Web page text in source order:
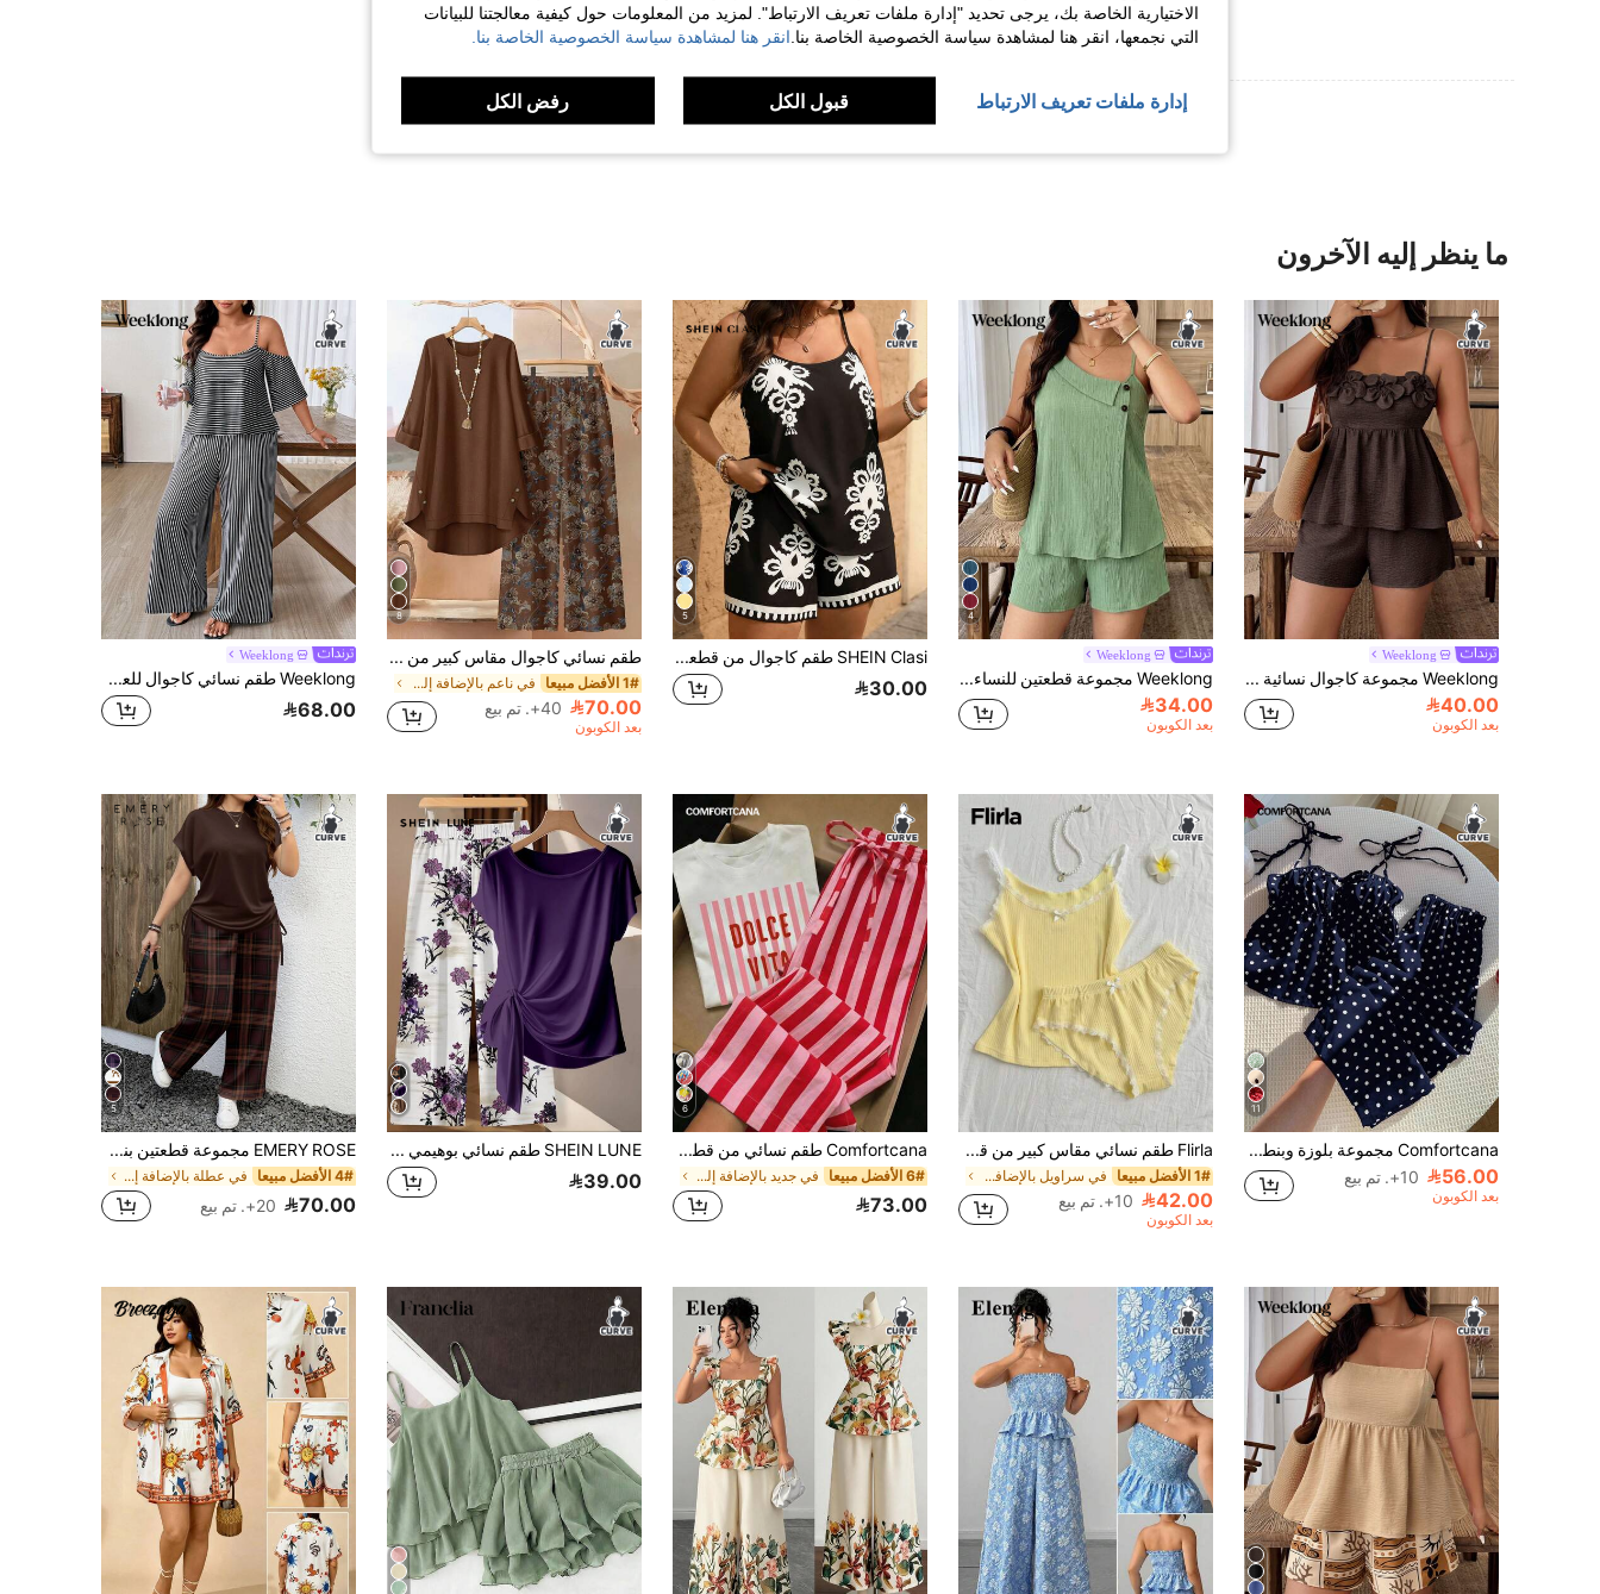
مفيد (3)
عرض المزيد من المراجعات
ما ينظر إليه الآخرون
Weeklong
Weeklong مجموعة كاجوال نسائية مقاس كبير للربيع/الصيف، بلون موحد، مزينة بزهور ثلاثية الأبعاد، حافة مكشكشة، كاميسول وشورت
40.00
بعد الكوبون
4
Weeklong
Weeklong مجموعة قطعتين للنساء ذوات الحجم الكبير، شورت مع ديكور أزرار تباين وياقة غير متماثلة، للاستخدام اليومي والعطلات
34.00
بعد الكوبون
5
SHEIN Clasi طقم كاجوال من قطعتين للنساء بمقاسات كبيرة، كاميسول وشورت بطبعة زهور
30.00
8
طقم نسائي كاجوال مقاس كبير من قطعتين: توب غير متماثل وبنطلون واسع الساق، إطلالة عطلات أنيقة
1# الأفضل مبيعا في ناعم بالإضافة إلى حجم Co-Ords
70.00 40+. تم بيع
بعد الكوبون
Weeklong
Weeklong طقم نسائي كاجوال للعطلات من قطعتين مقاس كبير، توب بحمالات رفيعة وأكتاف مكشوفة وأكمام متوسطة، مع كارديجان طويل محبوك بطبعة مخططة وجيوب
68.00
11
Comfortcana مجموعة بلوزة وبنطلون بطبعة نقاط كبيرة الحجم للنساء، مجموعة نقاط كبيرة جميلة لفصل الصيف، مجموعة نقاط لعيد الهالوين بلون أزرق داكن، مجموعات نقاط للنساء مكونة من قطعتين لفصل الصيف
56.00 10+. تم بيع
بعد الكوبون
Flirla طقم نسائي مقاس كبير من قطعتين: كاميسول أصفر مضلع بحواف دانتيل وتزيين فيونكة مع رقع دانتيل، بدون أكمام، بقصة ضيقة تحدد الخصر، بأسلوب حلو ومثير، مع شورت قصير جداً مثير
1# الأفضل مبيعا في سراويل بالإضافة إلى حجم Co-Ords
42.00 10+. تم بيع
بعد الكوبون
6
Comfortcana طقم نسائي من قطعتين مقاس كبير: تي شيرت بطبعة حروف وياقة دائرية وأكمام قصيرة، وبنطلون طويل مخطط بخصر برباط وجيوب
6# الأفضل مبيعا في جديد بالإضافة إلى حجم Co-Ords
73.00
SHEIN LUNE طقم نسائي بوهيمي بزهور بنفسجية داكنة من قطعتين، بلوزة صيفية بأكمام قصيرة مع ربطة فيونكة وبنطلون مستقيم الساق، بلوزة أنيقة كاجوال للاستخدام اليومي
39.00
5
EMERY ROSE مجموعة قطعتين بنمط مربعات بلون بني أحمر داكن وبني أحمر مائل للحمرة، تصميم بسيط عادي، مناسب لجميع الفصول، مقاس كبير الحجم
4# الأفضل مبيعا في عطلة بالإضافة إلى حجم Co-Ords
70.00 20+. تم بيع
الاختيارية الخاصة بك، يرجى تحديد "إدارة ملفات تعريف الارتباط". لمزيد من المعلومات حول كيفية معالجتنا للبيانات
التي نجمعها، انقر هنا لمشاهدة سياسة الخصوصية الخاصة بنا. انقر هنا لمشاهدة سياسة الخصوصية الخاصة بنا.
إدارة ملفات تعريف الارتباط قبول الكل رفض الكل